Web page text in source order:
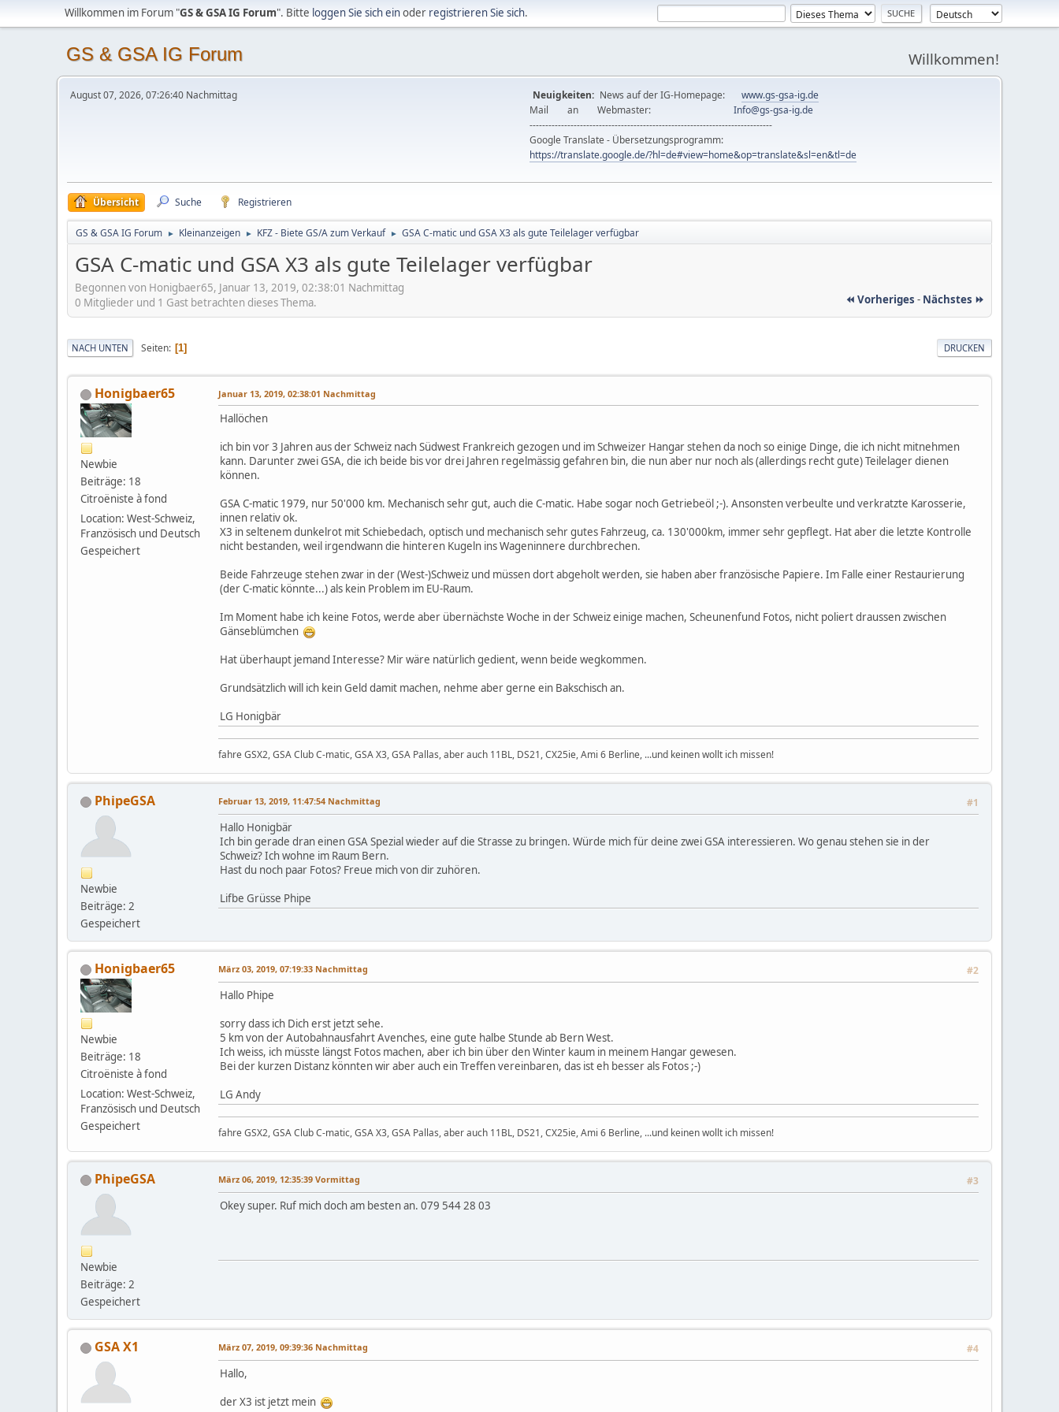
Willkommen im Forum "GS & GSA IG Forum". Bitte loggen Sie sich einoder registrieren Sie sich.
GS & GSA IG Forum Willkommen!
August 07, 2026, 07:26:40 Nachmittag Neuigkeiten: News auf der IG-Homepage: www.gs-gsa-ig.de
Mail an Webmaster: Info@gs-gsa-ig.de
-----------------------------------------------------------------------------
Google Translate - Übersetzungsprogramm:
https://translate.google.de/?hl=de#view=home&op=translate&sl=en&tl=de
Übersicht Suche Registrieren
GS & GSA IG Forum ► Kleinanzeigen ► KFZ - Biete GS/A zum Verkauf ► GSA C-matic und GSA X3 als gute Teilelager verfügbar
GSA C-matic und GSA X3 als gute Teilelager verfügbar
Begonnen von Honigbaer65, Januar 13, 2019, 02:38:01 Nachmittag
⏪ Vorheriges - Nächstes ⏩
0 Mitglieder und 1 Gast betrachten dieses Thema.
DRUCKEN
NACH UNTEN Seiten 1
Honigbaer65
Newbie
Beiträge: 18
Citroëniste à fond
Location: West-Schweiz,
Französisch und Deutsch
Gespeichert
Januar 13, 2019, 02:38:01 Nachmittag
Hallöchen
ich bin vor 3 Jahren aus der Schweiz nach Südwest Frankreich gezogen und im Schweizer Hangar stehen da noch so einige Dinge, die ich nicht mitnehmen
kann. Darunter zwei GSA, die ich beide bis vor drei Jahren regelmässig gefahren bin, die nun aber nur noch als (allerdings recht gute) Teilelager dienen
können.
GSA C-matic 1979, nur 50'000 km. Mechanisch sehr gut, auch die C-matic. Habe sogar noch Getriebeöl ;-). Ansonsten verbeulte und verkratzte Karosserie,
innen relativ ok.
X3 in seltenem dunkelrot mit Schiebedach, optisch und mechanisch sehr gutes Fahrzeug, ca. 130'000km, immer sehr gepflegt. Hat aber die letzte Kontrolle
nicht bestanden, weil irgendwann die hinteren Kugeln ins Wageninnere durchbrechen.
Beide Fahrzeuge stehen zwar in der (West-)Schweiz und müssen dort abgeholt werden, sie haben aber französische Papiere. Im Falle einer Restaurierung
(der C-matic könnte...) als kein Problem im EU-Raum.
Im Moment habe ich keine Fotos, werde aber übernächste Woche in der Schweiz einige machen, Scheunenfund Fotos, nicht poliert draussen zwischen
Gänseblümchen
Hat überhaupt jemand Interesse? Mir wäre natürlich gedient, wenn beide wegkommen.
Grundsätzlich will ich kein Geld damit machen, nehme aber gerne ein Bakschisch an.
LG Honigbär
fahre GSX2, GSA Club C-matic, GSA X3, GSA Pallas, aber auch 11BL, DS21, CX25ie, Ami 6 Berline, ...und keinen wollt ich missen!
PhipeGSA
Newbie
Beiträge: 2
Gespeichert
Februar 13, 2019, 11:47:54 Nachmittag #1
Hallo Honigbär
Ich bin gerade dran einen GSA Spezial wieder auf die Strasse zu bringen. Würde mich für deine zwei GSA interessieren. Wo genau stehen sie in der
Schweiz? Ich wohne im Raum Bern.
Hast du noch paar Fotos? Freue mich von dir zuhören.
Lifbe Grüsse Phipe
Honigbaer65
Newbie
Beiträge: 18
Citroëniste à fond
Location: West-Schweiz,
Französisch und Deutsch
Gespeichert
März 03, 2019, 07:19:33 Nachmittag #2
Hallo Phipe
sorry dass ich Dich erst jetzt sehe.
5 km von der Autobahnausfahrt Avenches, eine gute halbe Stunde ab Bern West.
Ich weiss, ich müsste längst Fotos machen, aber ich bin über den Winter kaum in meinem Hangar gewesen.
Bei der kurzen Distanz könnten wir aber auch ein Treffen vereinbaren, das ist eh besser als Fotos ;-)
LG Andy
fahre GSX2, GSA Club C-matic, GSA X3, GSA Pallas, aber auch 11BL, DS21, CX25ie, Ami 6 Berline, ...und keinen wollt ich missen!
PhipeGSA
Newbie
Beiträge: 2
Gespeichert
März 06, 2019, 12:35:39 Vormittag #3
Okey super. Ruf mich doch am besten an. 079 544 28 03
GSA X1 März 07, 2019, 09:39:36 Nachmittag #4
Hallo,
der X3 ist jetzt mein